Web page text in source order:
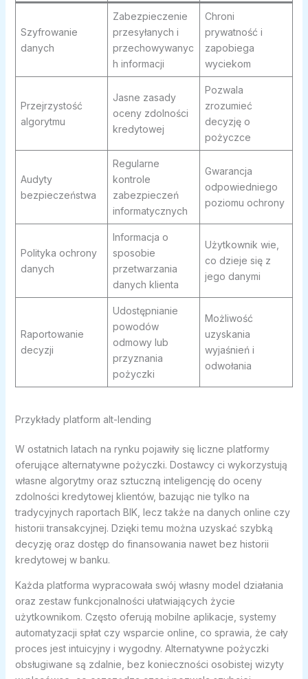
Szyfrowanie
danych
Zabezpieczenie
przesyłanych i
przechowywanyc
h informacji
Chroni
prywatność i
zapobiega
wyciekom
Przejrzystość
algorytmu
Jasne zasady
oceny zdolności
kredytowej
Pozwala
zrozumieć
decyzję o
pożyczce
Audyty
bezpieczeństwa
Regularne
kontrole
zabezpieczeń
informatycznych
Gwarancja
odpowiedniego
poziomu ochrony
Polityka ochrony
danych
Informacja o
sposobie
przetwarzania
danych klienta
Użytkownik wie,
co dzieje się z
jego danymi
Raportowanie
decyzji
Udostępnianie
powodów
odmowy lub
przyznania
pożyczki
Możliwość
uzyskania
wyjaśnień i
odwołania
Przykłady platform alt-lending
W ostatnich latach na rynku pojawiły się liczne platformy
oferujące alternatywne pożyczki. Dostawcy ci wykorzystują
własne algorytmy oraz sztuczną inteligencję do oceny
zdolności kredytowej klientów, bazując nie tylko na
tradycyjnych raportach BIK, lecz także na danych online czy
historii transakcyjnej. Dzięki temu można uzyskać szybką
decyzję oraz dostęp do finansowania nawet bez historii
kredytowej w banku.
Każda platforma wypracowała swój własny model działania
oraz zestaw funkcjonalności ułatwiających życie
użytkownikom. Często oferują mobilne aplikacje, systemy
automatyzacji spłat czy wsparcie online, co sprawia, że cały
proces jest intuicyjny i wygodny. Alternatywne pożyczki
obsługiwane są zdalnie, bez konieczności osobistej wizyty